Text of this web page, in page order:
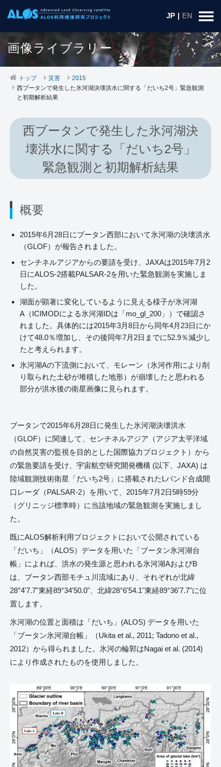
JP | EN
画像ライブラリー
トップ 災害
2015
西ブータンで発生した氷河湖決壊洪水に関する「だいち2号」緊急観測
と初期解析結果
西ブータンで発生した氷河湖決
壊洪水に関する「だいち2号」
緊急観測と初期解析結果
概要
2015年6月28日にブータン西部において氷河湖の決壊洪水
（GLOF）が報告されました。
センチネルアジアからの要請を受け、JAXAは2015年7月2
日にALOS-2搭載PALSAR-2を用いた緊急観測を実施しま
した。
湖面が顕著に変化しているように見える様子が氷河湖
A（ICIMODによる氷河湖IDは「mo_gl_200」）で確認さ
れました。具体的には2015年3月8日から同年4月23日にか
けて48.0％増加し、その後同年7月2日までに52.9％減少し
たと考えられます。
氷河湖Aの下流側において、モレーン（氷河作用により削
り取られた土砂が堆積した地形）が崩壊したと思われる
部分が洪水後の衛星画像に見られます。
ブータンで2015年6月28日に発生した氷河湖決壊洪水
（GLOF）に関連して、センチネルアジア（アジア太平洋域
の自然災害の監視を目的とした国際協力プロジェクト）から
の緊急要請を受け、宇宙航空研究開発機構 (以下、JAXA) は
陸域観測技術衛星「だいち2号」に搭載されたLバンド合成開
口レーダ（PALSAR-2）を用いて、2015年7月2日5時59分
（グリニッジ標準時）に当該地域の緊急観測を実施しまし
た。
既にALOS解析利用プロジェクトにおいて公開されている
「だいち」（ALOS）データを用いた「ブータン氷河湖台
帳」によれば、洪水の発生源と思われる氷河湖AおよびB
は、ブータン西部モチュ川流域にあり、それぞれが北緯
28°4'7.7"東経89°34'50.0"、北緯28°6'54.1"東経89°36'7.7"に位
置します。
氷河湖の位置と面積は「だいち」(ALOS) データを用いた
「ブータン氷河湖台帳」（Ukita et al., 2011; Tadono et al.,
2012）から得られました。氷河の輪郭はNagai et al. (2014)
により作成されたものを使用しました。